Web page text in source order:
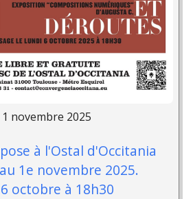
novembre 2025
à l'Ostal d'Occitania
1e novembre 2025.
octobre à 18h30